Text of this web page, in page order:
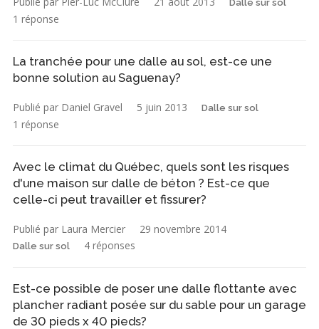
Dalle sur sol
1 réponse
La tranchée pour une dalle au sol, est-ce une
bonne solution au Saguenay?
Publié par Daniel Gravel 5 juin 2013 Dalle sur sol
1 réponse
Avec le climat du Québec, quels sont les risques
d'une maison sur dalle de béton ? Est-ce que
celle-ci peut travailler et fissurer?
Publié par Laura Mercier 29 novembre 2014
Dalle sur sol 4 réponses
Est-ce possible de poser une dalle flottante avec
plancher radiant posée sur du sable pour un garage
de 30 pieds x 40 pieds?